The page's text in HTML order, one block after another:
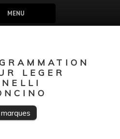
MENU
LEGER